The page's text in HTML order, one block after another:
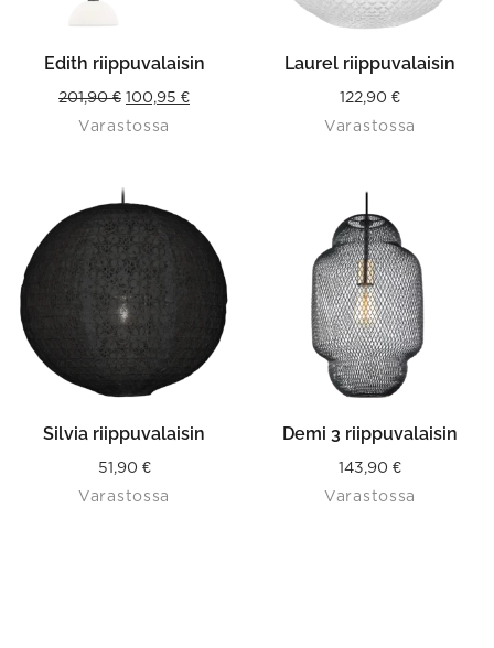
Edith riippuvalaisin
201,90€ Original
price
100,95 €Current
Varastossa
Laurel riippuvalaisin
122,90 €
Varastossa
Silvia riippuvalaisin
51,90 €
Varastossa
Demi 3 riippuvalaisin
143,90 €
Varastossa